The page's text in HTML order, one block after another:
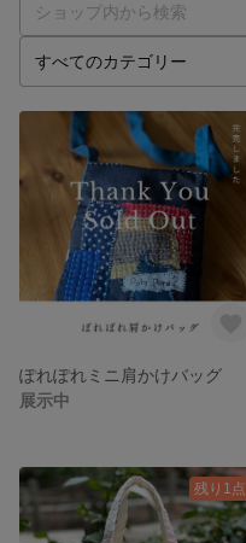
ぽれぽれミニ肩かけバッグ
展示中
残り1点